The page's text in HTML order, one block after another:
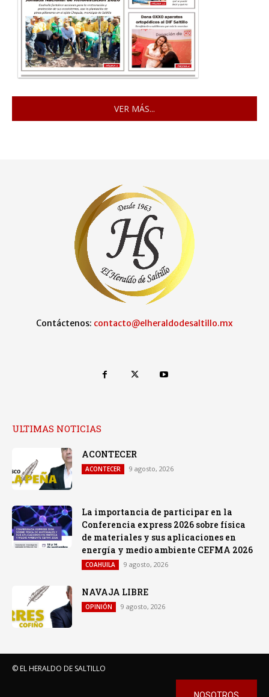
VER MÁS...
Contáctenos: contacto@elheraldodesaltillo.mx
ULTIMAS NOTICIAS
ACONTECER
ACONTECER 9 agosto, 2026
La importancia de participar en la
Conferencia express 2026 sobre física
de materiales y sus aplicaciones en
energía y medio ambiente CEFMA 2026
COAHUILA 9 agosto, 2026
NAVAJA LIBRE
OPINIÓN 9 agosto, 2026
© EL HERALDO DE SALTILLO